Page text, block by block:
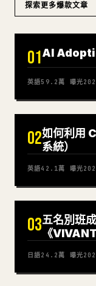
探索更多爆款文章
01AI
英語59.2萬 曝光
02如何利用
系統）
英語42.1萬 曝光
03五名別班
《
日語24.2萬 曝光